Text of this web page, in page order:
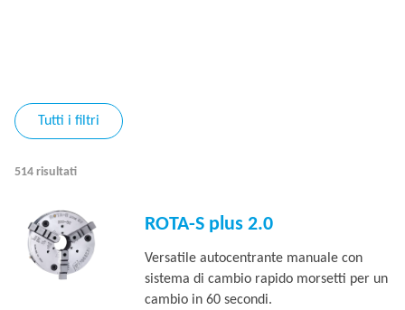
Tutti i filtri
514 risultati
ROTA-S plus 2.0
Versatile autocentrante manuale con
sistema di cambio rapido morsetti per un
cambio in 60 secondi.